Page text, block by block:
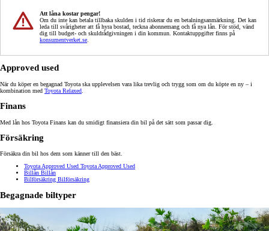
Att låna kostar pengar!
Om du inte kan betala tillbaka skulden i tid riskerar du en betalningsanmärkning. Det kan
leda till svårigheter att få hyra bostad, teckna abonnemang och få nya lån. För stöd, vänd
dig till budget- och skuldrådgivningen i din kommun. Kontaktuppgifter finns på
konsumentverket.se
Approved used
När du köper en begagnad Toyota ska upplevelsen vara lika trevlig och trygg som om du köpte en ny – i
kombination med Toyota Relaxed
Finans
Med lån hos Toyota Finans kan du smidigt finansiera din bil på det sätt som passar dig.
Försäkring
Försäkra din bil hos dem som känner till den bäst.
Toyota Approved Used Toyota Approved Used
Billån Billån
Bilförsäkring Bilförsäkring
Begagnade biltyper